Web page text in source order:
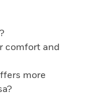
comfort and
more